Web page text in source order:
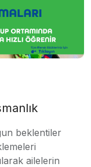
beklentiler
ailelerin